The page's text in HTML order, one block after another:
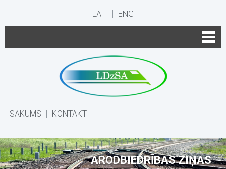
LAT ENG
SĀKUMS KONTAKTI
ARODBIEDRĪBAS ZIŅAS